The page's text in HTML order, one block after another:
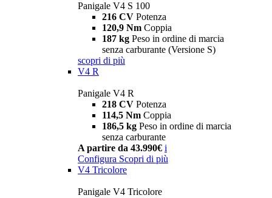
Panigale V4 S 100
216 CV Potenza
120,9 Nm Coppia
187 kg Peso in ordine di marcia
senza carburante (Versione S)
scopri di più
V4 R
Panigale V4 R
218 CV Potenza
114,5 Nm Coppia
186,5 kg Peso in ordine di marcia
senza carburante
A partire da 43.990€ i
Configura Scopri di più
V4 Tricolore
Panigale V4 Tricolore